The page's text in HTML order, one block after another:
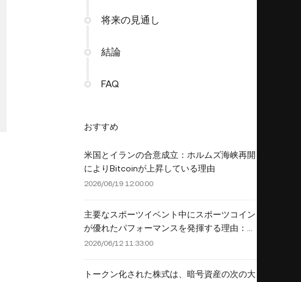
将来の見通し
結論
FAQ
おすすめ
米国とイランの合意成立：ホルムズ海峡再開
によりBitcoinが上昇している理由
2026/06/19 12:00:00
主要なスポーツイベント中にスポーツコイン
が優れたパフォーマンスを発揮する理由：
2026年ワールドカップ分析
2026/06/12 11:33:00
トークン化された株式は、暗号資産の次の大